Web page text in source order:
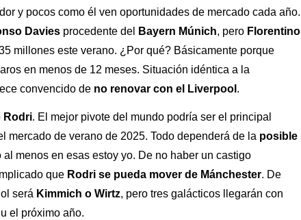
y pocos como él ven oportunidades de mercado cada año.
Davies procedente del Bayern Múnich, pero Florentino
millones este verano. ¿Por qué? Básicamente porque
en menos de 12 meses. Situación idéntica a la
convencido de no renovar con el Liverpool .
Rodri. El mejor pivote del mundo podría ser el principal
mercado de verano de 2025. Todo dependerá de la posible
al menos en esas estoy yo. De no haber un castigo
que Rodri se pueda mover de Mánchester. De
será Kimmich o Wirtz, pero tres galácticos llegarán con
el próximo año.